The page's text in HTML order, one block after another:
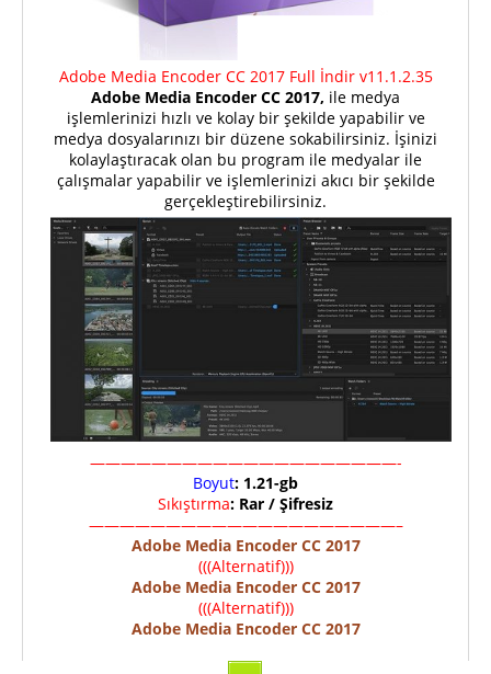
Adobe Media Encoder CC 2017 Full İndir v11.1.2.35
Adobe Media Encoder CC 2017, ile medya
işlemlerinizi hızlı ve kolay bir şekilde yapabilir ve
medya dosyalarınızı bir düzene sokabilirsiniz. İşinizi
kolaylaştıracak olan bu program ile medyalar ile
çalışmalar yapabilir ve işlemlerinizi akıcı bir şekilde
gerçekleştirebilirsiniz.
————————————————————-
Boyut: 1.21-gb
Sıkıştırma: Rar / Şifresiz
————————————————————–
Adobe Media Encoder CC 2017
(((Alternatif)))
Adobe Media Encoder CC 2017
(((Alternatif)))
Adobe Media Encoder CC 2017